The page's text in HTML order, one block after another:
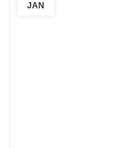
JAN